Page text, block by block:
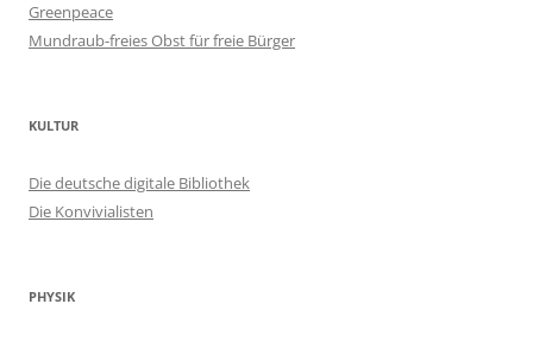
Greenpeace
Mundraub-freies Obst für freie Bürger
KULTUR
Die deutsche digitale Bibliothek
Die Konvivialisten
PHYSIK